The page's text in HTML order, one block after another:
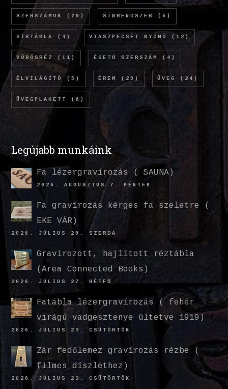
SZERSZÁMOK (29) SÍNRENDSZER (6)
SÍRTÁBLA (4) VIASZPECSÉT NYOMÓ (12)
VÖRÖSRÉZ (11) ÉGETŐ SZERSZÁM (4)
ÉLVILÁGÍTÓ (5) ÉREM (29) ÜVEG (24)
ÜVEGPLAKETT (8)
Legújabb munkáink
Fa lézergravírozás ( SAUNA)
2026. AUGUSZTUS 7. PÉNTEK
Fa gravírozás kérges fa szeletre (
EKE VÁR)
2026. JÚLIUS 29. SZERDA
Gravírozott, hajlított réztábla
(Area Connected Books)
2026. JÚLIUS 27. HÉTFŐ
Fatábla lézergravírozás ( fehér
virágú vadgesztenye ültetve 1919)
2026. JÚLIUS 23. CSÜTÖRTÖK
Zár fedőlemez gravírozás rézbe (
filmes díszlethez)
2026. JÚLIUS 23. CSÜTÖRTÖK